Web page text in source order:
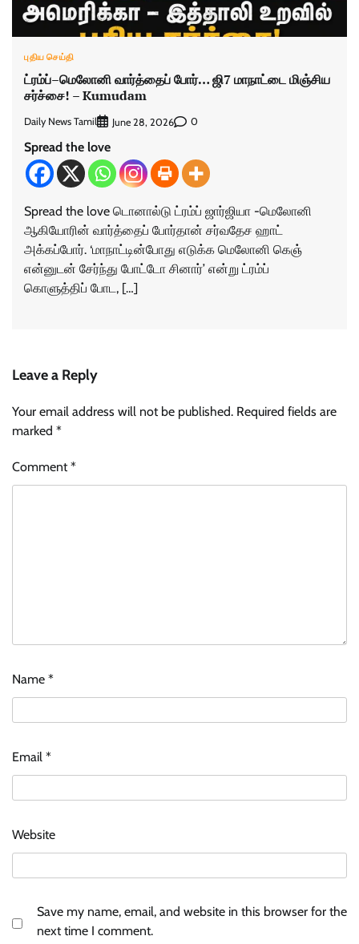
புதிய செய்தி
ட்ரம்ப்–மெலோனி வார்த்தைப் போர்… ஜி7 மாநாட்டை மிஞ்சிய
சர்ச்சை! – Kumudam
Daily News Tamil June 28, 2026 0
Spread the love
Spread the love டொனால்டு ட்ரம்ப் ஜார்ஜியா -மெலோனி
ஆகியோரின் வார்த்தைப் போர்தான் சர்வதேச ஹாட்
அக்கப்போர். ‘மாநாட்டின்போது எடுக்க மெலோனி கெஞ்
என்னுடன் சேர்ந்து போட்டோ சினார்’ என்று ட்ரம்ப்
கொளுத்திப் போட, […]
Leave a Reply
Your email address will not be published. Required fields are
marked *
Comment*
Name *
Email *
Website
Save my name, email, and website in this browser for the
next time I comment.